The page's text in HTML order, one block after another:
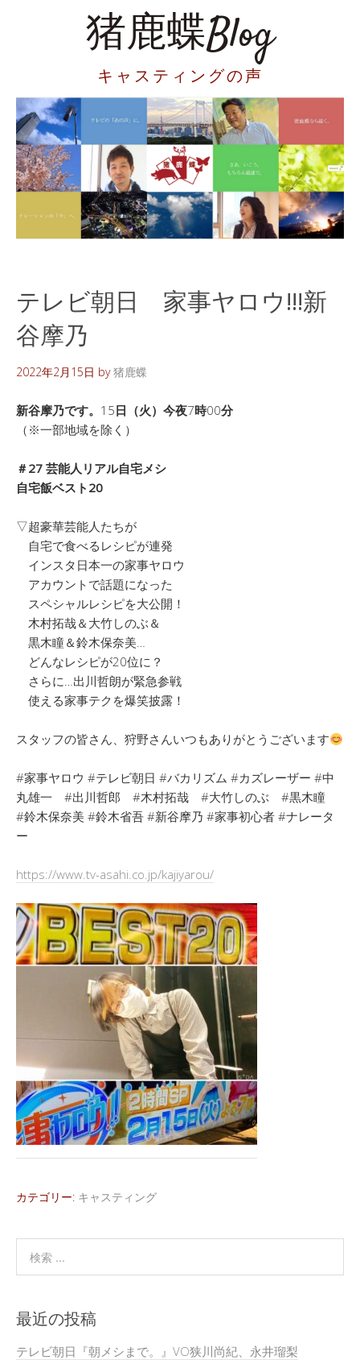
猪鹿蝶Blog
キャスティングの声
テレビ朝日 家事ヤロウ!!!新
谷摩乃
2022年2月15日 by猪鹿蝶
新谷摩乃です。 15日（火）今夜7時00分
（※一部地域を除く）
＃27 芸能人リアル自宅メシ
自宅飯ベスト20
▽超豪華芸能人たちが
自宅で食べるレシピが連発
インスタ日本一の家事ヤロウ
アカウントで話題になった
スペシャルレシピを大公開！
木村拓哉＆大竹しのぶ＆
黒木瞳＆鈴木保奈美…
どんなレシピが20位に？
さらに…出川哲朗が緊急参戦
使える家事テクを爆笑披露！
スタッフの皆さん、狩野さんいつもありがとうございます
#家事ヤロウ #テレビ朝日 #バカリズム #カズレーザー #中
丸雄一 #出川哲郎 #木村拓哉 #大竹しのぶ #黒木瞳
#鈴木保奈美 #鈴木省吾 #新谷摩乃 #家事初心者 #ナレータ
ー
https://www.tv-asahi.co.jp/kajiyarou/
カテゴリー: キャスティング
最近の投稿
テレビ朝日『朝メシまで。』VO狭川尚紀、永井瑠梨